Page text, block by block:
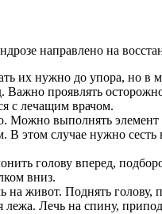
направлено на
их нужно до упора, но в
Важно проявлять
с лечащим врачом.
Можно выполнять
этом случае нужно
голову вперед,
вниз.
живот. Поднять голову,
Лечь на спину,